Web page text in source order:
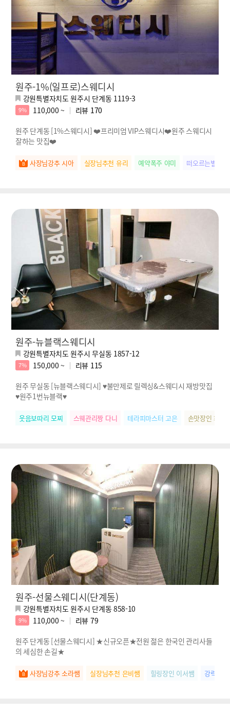
원주-1%(일프로)스웨디시
강원특별자치도 원주시 단계동 1119-3
9% 110,000 ~ 리뷰 170
원주 단계동 [1%스웨디시] ❤️프리미엄 VIP스웨디시❤️원주 스웨디시
잘하는 맛집❤️
사장님강추 시아 실장님추천 유리 예약폭주 야미 떠오르는별 미호
원주-뉴블랙스웨디시
강원특별자치도 원주시 무실동 1857-12
7% 150,000 ~ 리뷰 115
원주 무실동 [뉴블랙스웨디시] ♥불만제로 릴렉싱&스웨디시 재방맛집
♥원주1번뉴블랙♥
웃음보따리 모찌 스웨관리짱 다니 테라피마스터 고은 손맛장인 화영
원주-선물스웨디시(단계동)
강원특별자치도 원주시 단계동 858-10
9% 110,000 ~ 리뷰 79
원주 단계동 [선물스웨디시] ★신규오픈★전원 젊은 한국인 관리사들
의 세심한 손길★
사장님강추 소라쌤 실장님추천 은비쌤 힐링장인 이서쌤 강력추